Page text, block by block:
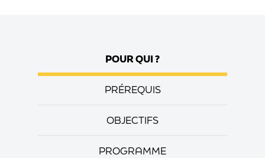
POUR QUI ?
PRÉREQUIS
OBJECTIFS
PROGRAMME